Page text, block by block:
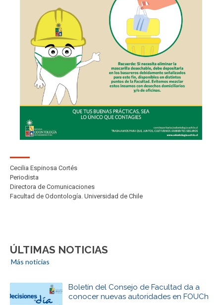
Cecilia Espinosa Cortés
Periodista
Directora de Comunicaciones
Facultad de Odontología. Universidad de Chile
ÚLTIMAS NOTICIAS
Más noticias
Boletín del Consejo de Facultad da a
conocer nuevas autoridades en FOUCh